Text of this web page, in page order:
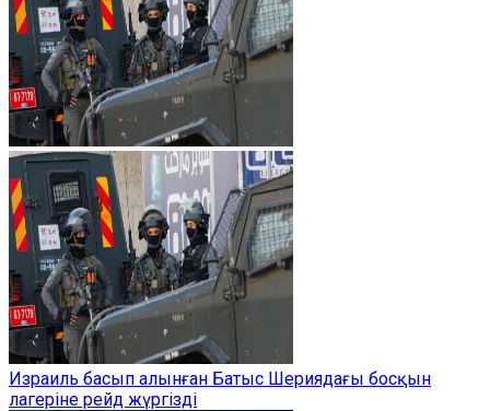
Израиль басып алынған Батыс Шериядағы босқын
лагеріне рейд жүргізді